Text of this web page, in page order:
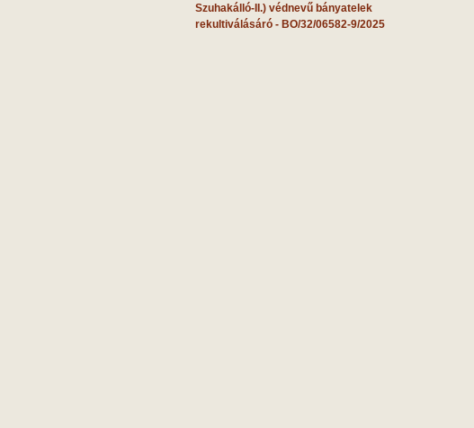
Szuhakálló-II.) védnevű bányatelek
rekultiválásáró - BO/32/06582-9/2025